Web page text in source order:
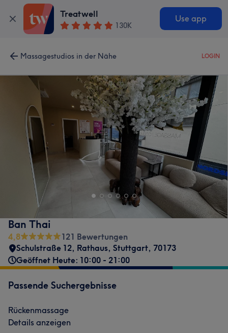
Treatwell
130K
Use app
Massagestudios in der Nähe LOGIN
Ban Thai
4,8
121 Bewertungen
Schulstraße 12, Rathaus, Stuttgart, 70173
Geöffnet Heute: 10:00 - 21:00
Passende Suchergebnisse
Rückenmassage
Details anzeigen